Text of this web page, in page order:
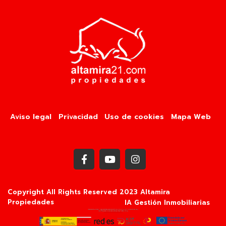
Aviso legal Privacidad Uso de cookies Mapa Web
Copyright All Rights Reserved 2023 Altamira
Propiedades
IA Gestión Inmobiliarias